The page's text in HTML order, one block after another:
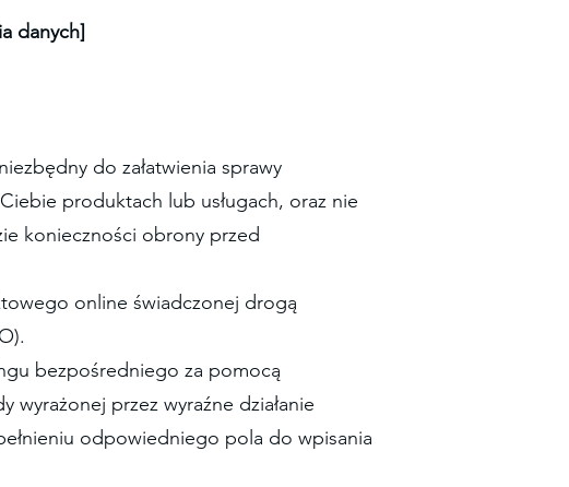
danych]
do załatwienia sprawy
produktach lub usługach, oraz nie
konieczności obrony przed
online świadczonej drogą
bezpośredniego za pomocą
przez wyraźne działanie
odpowiedniego pola do wpisania